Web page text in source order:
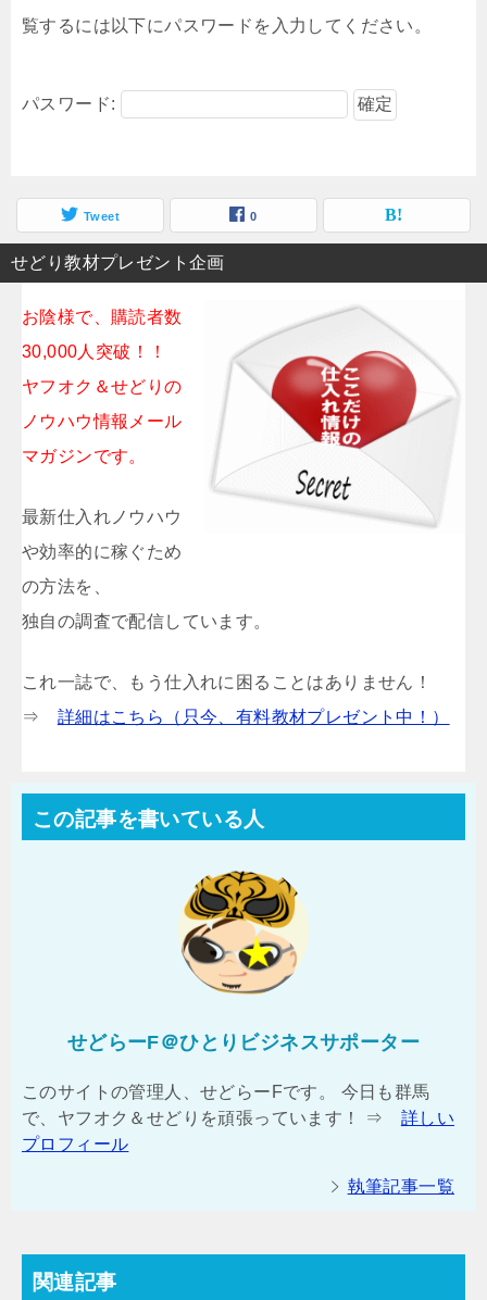
覧するには以下にパスワードを入力してください。
パスワード:
Tweet 0
せどり教材プレゼント企画
お陰様で、購読者数
30,000人突破！！
ヤフオク＆せどりの
ノウハウ情報メール
マガジンです。
最新仕入れノウハウ
や効率的に稼ぐため
の方法を、
独自の調査で配信しています。
これ一誌で、もう仕入れに困ることはありません！
⇒ 詳細はこちら（只今、有料教材プレゼント中！）
この記事を書いている人
せどらーF＠ひとりビジネスサポーター
このサイトの管理人、せどらーFです。 今日も群馬
で、ヤフオク＆せどりを頑張っています！ ⇒ 詳しい
プロフィール
執筆記事一覧
関連記事